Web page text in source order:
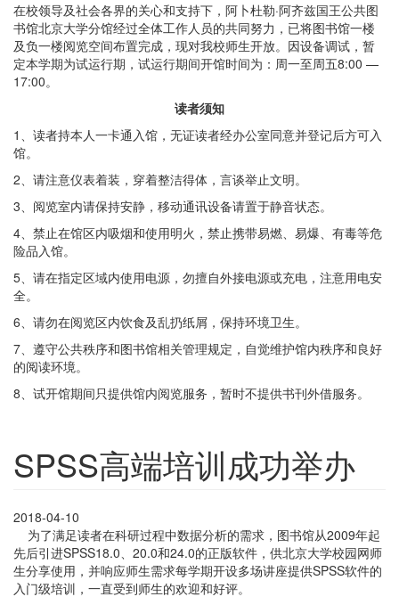
在校领导及社会各界的关心和支持下，阿卜杜勒·阿齐兹国王公共图
书馆北京大学分馆经过全体工作人员的共同努力，已将图书馆一楼
及负一楼阅览空间布置完成，现对我校师生开放。因设备调试，暂
定本学期为试运行期，试运行期间开馆时间为：周一至周五8:00 —
17:00。
读者须知
1、读者持本人一卡通入馆，无证读者经办公室同意并登记后方可入
馆。
2、请注意仪表着装，穿着整洁得体，言谈举止文明。
3、阅览室内请保持安静，移动通讯设备请置于静音状态。
4、禁止在馆区内吸烟和使用明火，禁止携带易燃、易爆、有毒等危
险品入馆。
5、请在指定区域内使用电源，勿擅自外接电源或充电，注意用电安
全。
6、请勿在阅览区内饮食及乱扔纸屑，保持环境卫生。
7、遵守公共秩序和图书馆相关管理规定，自觉维护馆内秩序和良好
的阅读环境。
8、试开馆期间只提供馆内阅览服务，暂时不提供书刊外借服务。
SPSS高端培训成功举办
2018-04-10
为了满足读者在科研过程中数据分析的需求，图书馆从2009年起
先后引进SPSS18.0、20.0和24.0的正版软件，供北京大学校园网师
生分享使用，并响应师生需求每学期开设多场讲座提供SPSS软件的
入门级培训，一直受到师生的欢迎和好评。